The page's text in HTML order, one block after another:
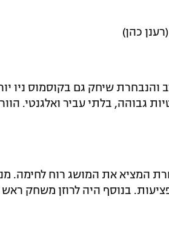
כהן)
והנבחרת שיחק גם בקוסמוס ניו
באתלטיות גבוהה, בלתי עביר
המציא את המושג רוח לחימה.
בנוסף היה לרוזן משחק